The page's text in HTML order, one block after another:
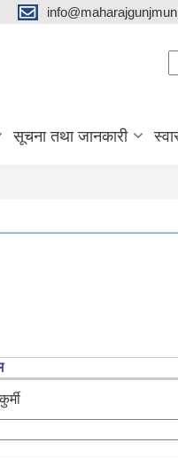
सूचना तथा जानकारी